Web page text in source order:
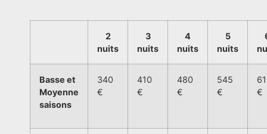
2
nuits
3
nuits
4
nuits
5
nuits
Basse et
Moyenne
saisons
340
€
410
€
480
€
545
€
€